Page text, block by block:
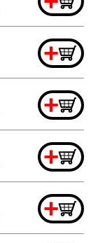
+
+
+
+